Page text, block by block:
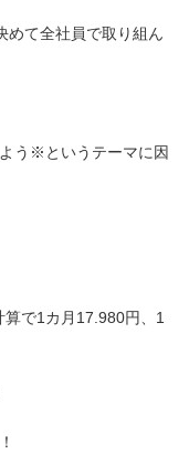
めて全社員で取り組ん
う※というテーマに因
で1カ月17.980円、1